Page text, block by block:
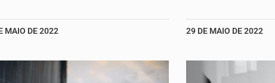
MAIO DE 2022 29 DE MAIO DE 2022